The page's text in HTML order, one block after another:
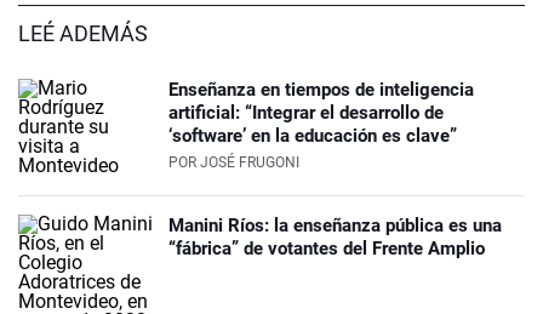
LEÉ ADEMÁS
Enseñanza en tiempos de inteligencia
artificial: “Integrar el desarrollo de
‘software’ en la educación es clave”
POR JOSÉ FRUGONI
Manini Ríos: la enseñanza pública es una
“fábrica” de votantes del Frente Amplio